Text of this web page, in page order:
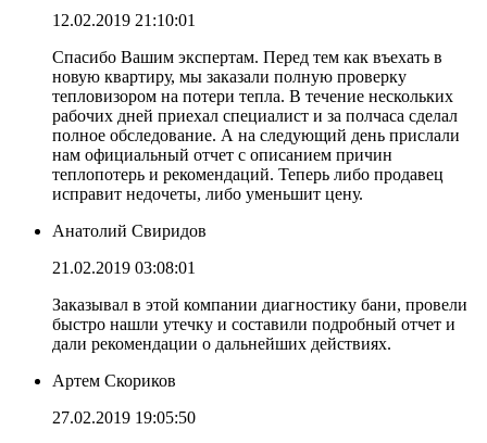
12.02.2019 21:10:01
Спасибо Вашим экспертам. Перед тем как въехать в
новую квартиру, мы заказали полную проверку
тепловизором на потери тепла. В течение нескольких
рабочих дней приехал специалист и за полчаса сделал
полное обследование. А на следующий день прислали
нам официальный отчет с описанием причин
теплопотерь и рекомендаций. Теперь либо продавец
исправит недочеты, либо уменьшит цену.
Анатолий Свиридов
21.02.2019 03:08:01
Заказывал в этой компании диагностику бани, провели
быстро нашли утечку и составили подробный отчет и
дали рекомендации о дальнейших действиях.
Артем Скориков
27.02.2019 19:05:50